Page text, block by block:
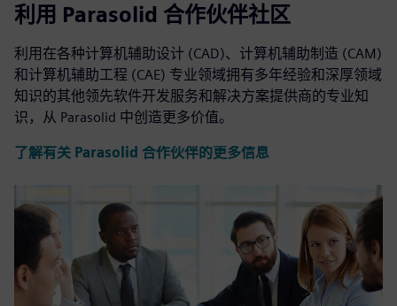
利用 Parasolid 合作伙伴社区
利用在各种计算机辅助设计 (CAD)、计算机辅助制造 (CAM)
和计算机辅助工程 (CAE) 专业领域拥有多年经验和深厚领域
知识的其他领先软件开发服务和解决方案提供商的专业知
识，从 Parasolid 中创造更多价值。
了解有关 Parasolid 合作伙伴的更多信息